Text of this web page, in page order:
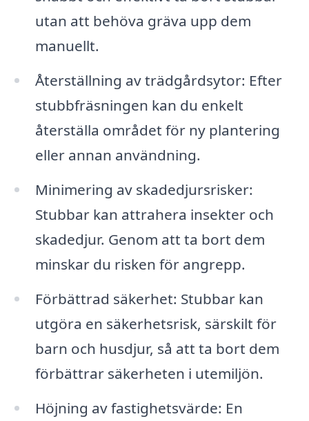
utan att behöva gräva upp dem
manuellt.
Återställning av trädgårdsytor: Efter
stubbfräsningen kan du enkelt
återställa området för ny plantering
eller annan användning.
Minimering av skadedjursrisker:
Stubbar kan attrahera insekter och
skadedjur. Genom att ta bort dem
minskar du risken för angrepp.
Förbättrad säkerhet: Stubbar kan
utgöra en säkerhetsrisk, särskilt för
barn och husdjur, så att ta bort dem
förbättrar säkerheten i utemiljön.
Höjning av fastighetsvärde: En